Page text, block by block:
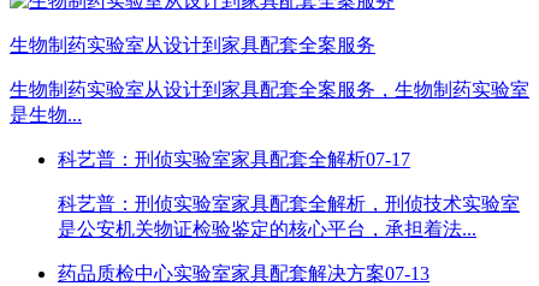
生物制药实验室从设计到家具配套全案服务
生物制药实验室从设计到家具配套全案服务，生物制药实验室
是生物...
科艺普：刑侦实验室家具配套全解析07-17
科艺普：刑侦实验室家具配套全解析，刑侦技术实验室
是公安机关物证检验鉴定的核心平台，承担着法...
药品质检中心实验室家具配套解决方案07-13